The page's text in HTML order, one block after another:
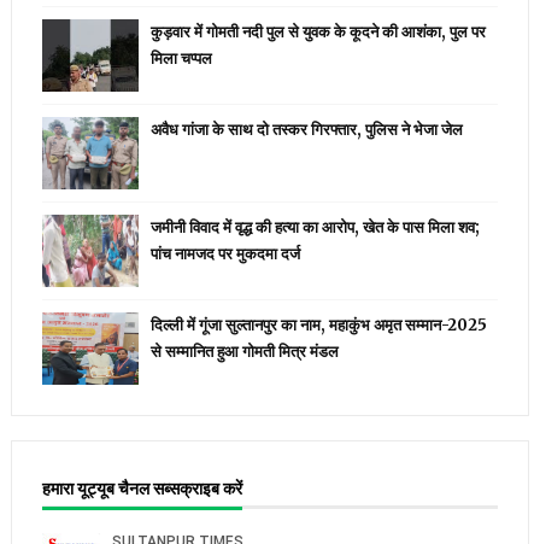
कुड़वार में गोमती नदी पुल से युवक के कूदने की आशंका, पुल पर
मिला चप्पल
अवैध गांजा के साथ दो तस्कर गिरफ्तार, पुलिस ने भेजा जेल
जमीनी विवाद में वृद्ध की हत्या का आरोप, खेत के पास मिला शव;
पांच नामजद पर मुकदमा दर्ज
दिल्ली में गूंजा सुल्तानपुर का नाम, महाकुंभ अमृत सम्मान-2025
से सम्मानित हुआ गोमती मित्र मंडल
हमारा यूट्यूब चैनल सब्सक्राइब करें